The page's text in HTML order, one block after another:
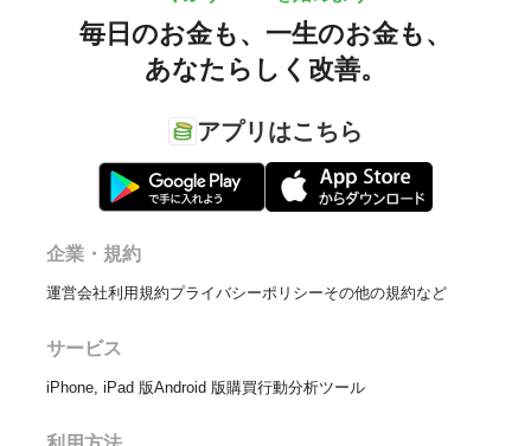
毎日のお金も、 一生のお金も、
あなたらしく改善。
アプリはこちら
企業・規約
運営会社利用規約プライバシーポリシーその他の規約など
サービス
iPhone, iPad 版Android 版購買行動分析ツール